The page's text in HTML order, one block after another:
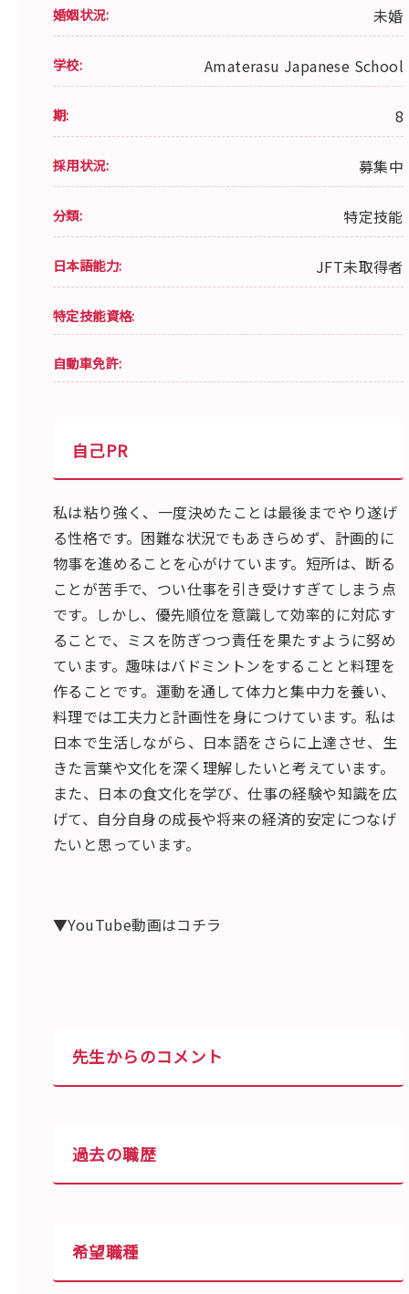
婚姻状況: 未婚
学校: Amaterasu Japanese School
期: 8
採用状況: 募集中
分類: 特定技能
日本語能力: JFT未取得者
特定技能資格:
自動車免許:
自己PR
私は粘り強く、一度決めたことは最後までやり遂げ
る性格です。困難な状況でもあきらめず、計画的に
物事を進めることを心がけています。短所は、断る
ことが苦手で、つい仕事を引き受けすぎてしまう点
です。しかし、優先順位を意識して効率的に対応す
ることで、ミスを防ぎつつ責任を果たすように努め
ています。趣味はバドミントンをすることと料理を
作ることです。運動を通して体力と集中力を養い、
料理では工夫力と計画性を身につけています。私は
日本で生活しながら、日本語をさらに上達させ、生
きた言葉や文化を深く理解したいと考えています。
また、日本の食文化を学び、仕事の経験や知識を広
げて、自分自身の成長や将来の経済的安定につなげ
たいと思っています。
▼YouTube動画はコチラ
先生からのコメント
過去の職歴
希望職種